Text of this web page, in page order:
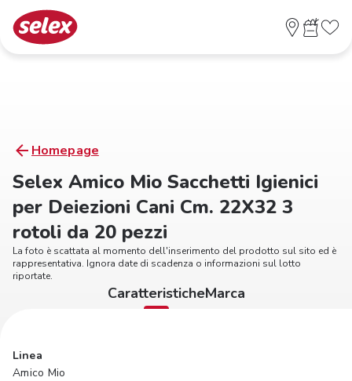
Homepage
Selex Amico Mio Sacchetti Igienici
per Deiezioni Cani Cm. 22X32 3
rotoli da 20 pezzi
La foto è scattata al momento dell'inserimento del prodotto sul sito ed è
rappresentativa. Ignora date di scadenza o informazioni sul lotto
riportate.
CaratteristicheMarca
Linea
Amico Mio